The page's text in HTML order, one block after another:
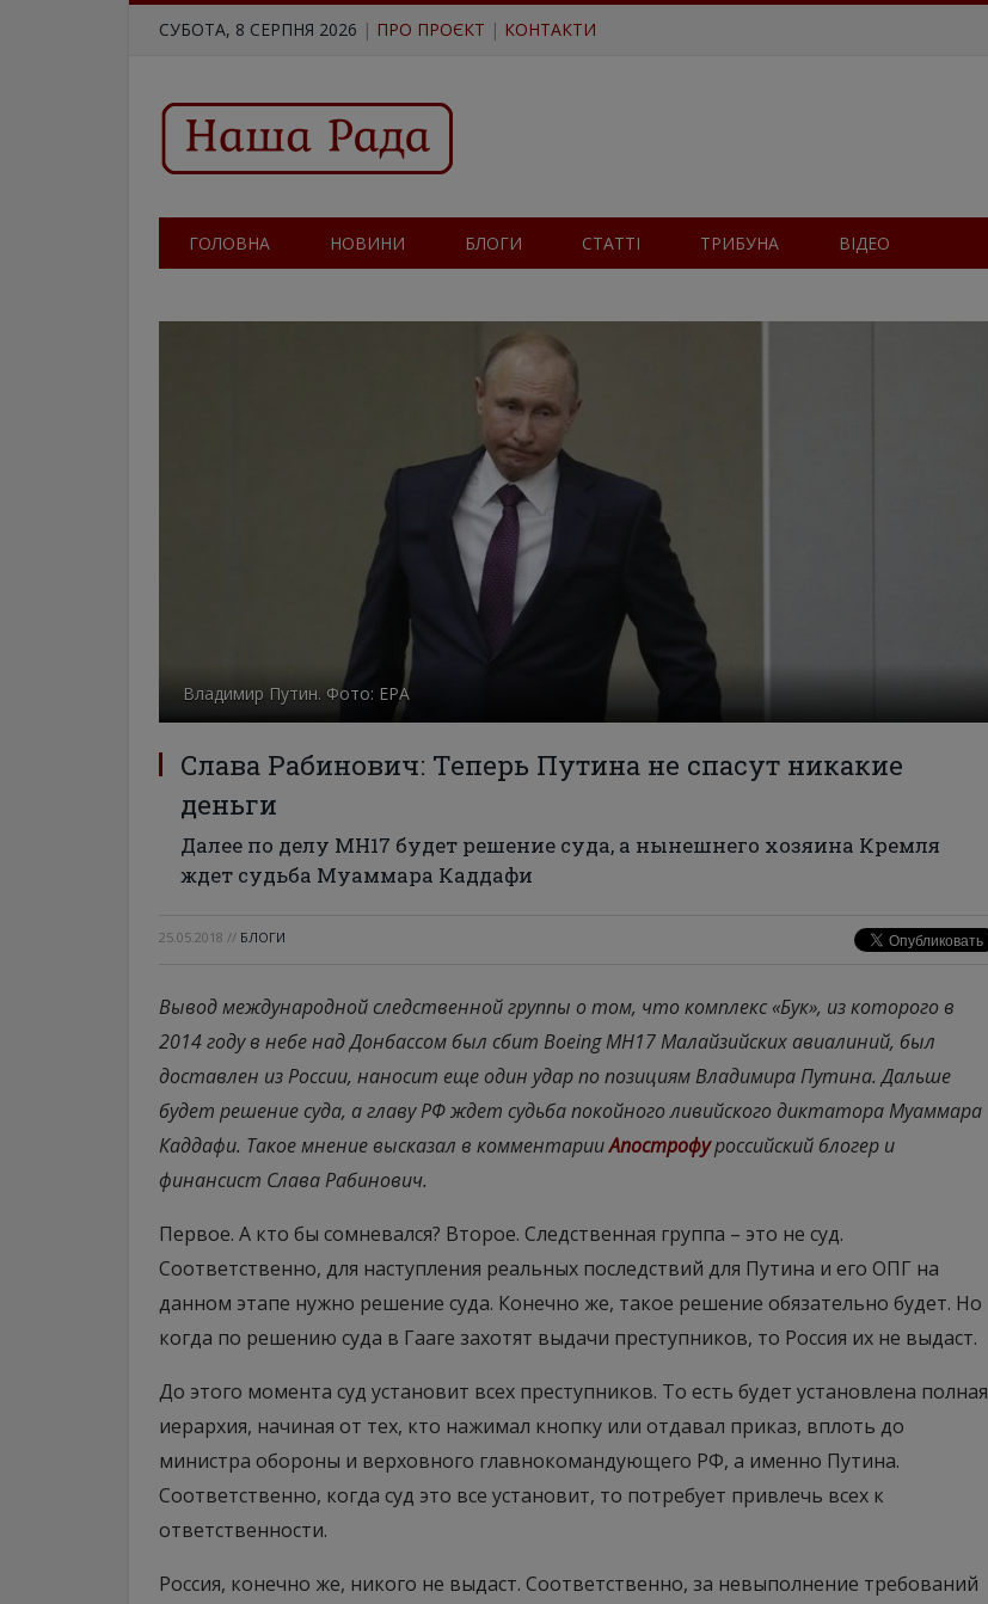
СУБОТА, 8 СЕРПНЯ 2026 | ПРО ПРОЄКТ | КОНТАКТИ
ГОЛОВНА НОВИНИ БЛОГИ СТАТТІ ТРИБУНА ВІДЕО
Владимир Путин. Фото: ЕРА
Слава Рабинович: Теперь Путина не спасут никакие
деньги
Далее по делу МH17 будет решение суда, а нынешнего хозяина Кремля
ждет судьба Муаммара Каддафи
25.05.2018 // БЛОГИ
Вывод международной следственной группы о том, что комплекс «Бук», из которого в
2014 году в небе над Донбассом был сбит Boeing MH17 Малайзийских авиалиний, был
доставлен из России, наносит еще один удар по позициям Владимира Путина. Дальше
будет решение суда, а главу РФ ждет судьба покойного ливийского диктатора Муаммара
Каддафи. Такое мнение высказал в комментарииАпострофуроссийский блогер и
финансист Слава Рабинович.
Первое. А кто бы сомневался? Второе. Следственная группа – это не суд.
Соответственно, для наступления реальных последствий для Путина и его ОПГ на
данном этапе нужно решение суда. Конечно же, такое решение обязательно будет. Но
когда по решению суда в Гааге захотят выдачи преступников, то Россия их не выдаст.
До этого момента суд установит всех преступников. То есть будет установлена полная
иерархия, начиная от тех, кто нажимал кнопку или отдавал приказ, вплоть до
министра обороны и верховного главнокомандующего РФ, а именно Путина.
Соответственно, когда суд это все установит, то потребует привлечь всех к
ответственности.
Россия, конечно же, никого не выдаст. Соответственно, за невыполнение требований